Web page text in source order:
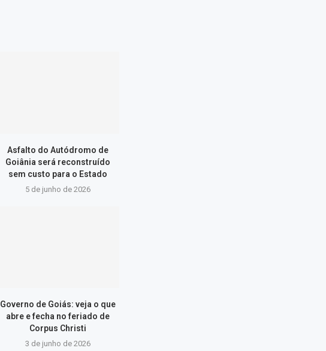
Asfalto do Autódromo de
Goiânia será reconstruído
sem custo para o Estado
5 de junho de 2026
Governo de Goiás: veja o que
abre e fecha no feriado de
Corpus Christi
3 de junho de 2026